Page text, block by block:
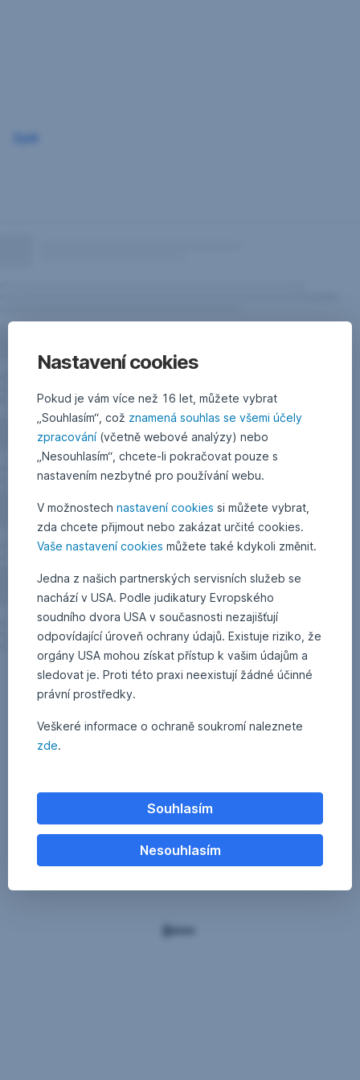
Nastavení cookies
Pokud je vám více než 16 let, můžete vybrat
„Souhlasím“, což znamená souhlas se všemi účely
zpracování(včetně webové analýzy) nebo
„Nesouhlasím“, chcete-li pokračovat pouze s
nastavením nezbytné pro používání webu.
V možnostech nastavení cookies si můžete vybrat,
zda chcete přijmout nebo zakázat určité cookies.
Vaše nastavení cookies můžete také kdykoli změnit.
Jedna z našich partnerských servisních služeb se
nachází v USA. Podle judikatury Evropského
soudního dvora USA v současnosti nezajišťují
odpovídající úroveň ochrany údajů. Existuje riziko, že
orgány USA mohou získat přístup k vašim údajům a
sledovat je. Proti této praxi neexistují žádné účinné
právní prostředky.
Veškeré informace o ochraně soukromí naleznete
zde.
Souhlasím
Nesouhlasím